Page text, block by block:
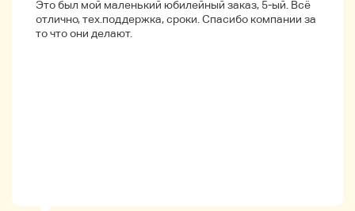
Продукты
Кения Kenhachijig 40g 1pc
Это был мой маленький юбилейный заказ, 5-ый. Всё
отлично, тех.поддержка, сроки. Спасибо компании за
то что они делают.